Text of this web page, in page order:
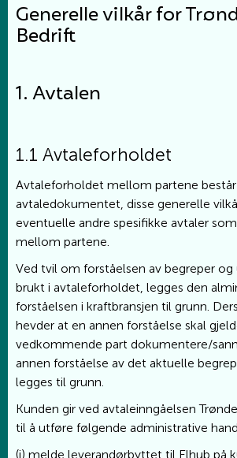
Generelle vilkår for
Bedrift
1. Avtalen
1.1 Avtaleforholdet
Avtaleforholdet mellom partene
avtaledokumentet, disse generelle
eventuelle andre spesifikke avtaler
mellom partene.
Ved tvil om forståelsen av begreper
brukt i avtaleforholdet, legges den
forståelsen i kraftbransjen til grunn.
hevder at en annen forståelse skal
vedkommende part dokumentere/
annen forståelse av det aktuelle
legges til grunn.
Kunden gir ved avtaleinngåelsen
til å utføre følgende administrative
(i) melde leverandørbyttet til Elhub på